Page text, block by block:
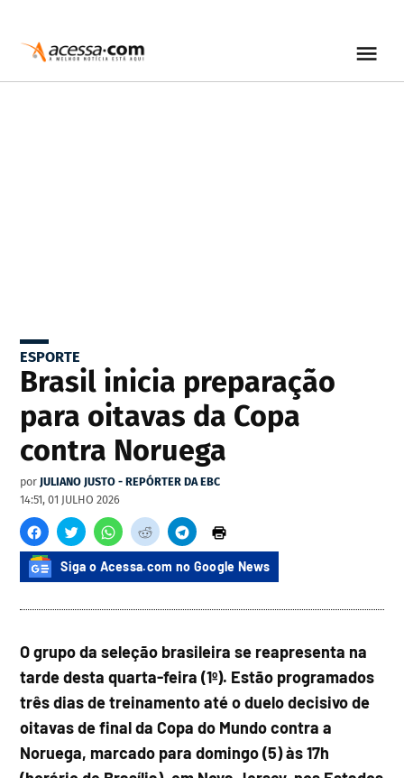
ESPORTE
Brasil inicia preparação
para oitavas da Copa
contra Noruega
por JULIANO JUSTO - REPÓRTER DA EBC
14:51, 01 JULHO 2026
Siga o Acessa.com no Google News
O grupo da seleção brasileira se reapresenta na
tarde desta quarta-feira (1º). Estão programados
três dias de treinamento até o duelo decisivo de
oitavas de final da Copa do Mundo contra a
Noruega, marcado para domingo (5) às 17h